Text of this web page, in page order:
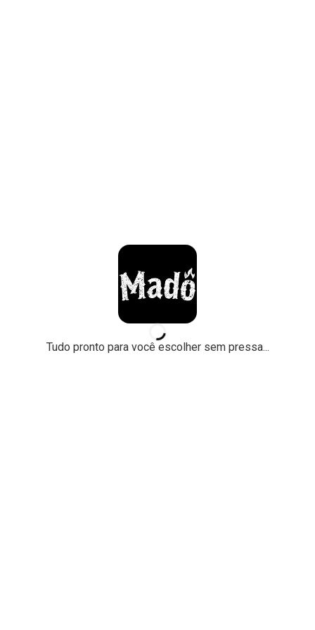
Tudo pronto para você escolher sem pressa...